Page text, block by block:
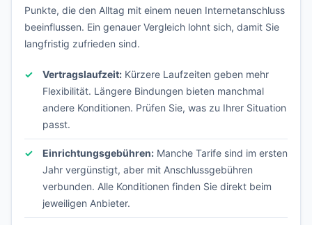
Punkte, die den Alltag mit einem neuen Internetanschluss
beeinflussen. Ein genauer Vergleich lohnt sich, damit Sie
langfristig zufrieden sind.
Vertragslaufzeit: Kürzere Laufzeiten geben mehr
Flexibilität. Längere Bindungen bieten manchmal
andere Konditionen. Prüfen Sie, was zu Ihrer Situation
passt.
Einrichtungsgebühren: Manche Tarife sind im ersten
Jahr vergünstigt, aber mit Anschlussgebühren
verbunden. Alle Konditionen finden Sie direkt beim
jeweiligen Anbieter.